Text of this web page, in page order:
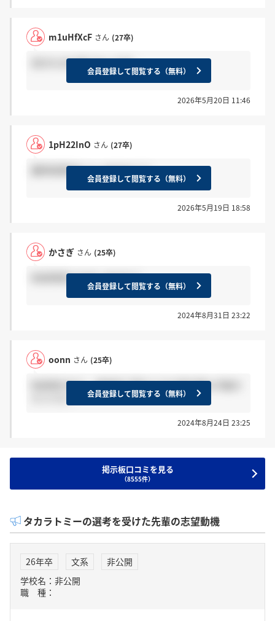
m1uHfXcF さん (27卒)
自分もまだ来てないです…
会員登録して閲覧する（無料）
2026年5月20日 11:46
1pH22InO さん (27卒)
最終結果来た人いますか？？
会員登録して閲覧する（無料）
2026年5月19日 18:58
かさぎ さん (25卒)
秋採用受ける方いますか？
会員登録して閲覧する（無料）
2024年8月31日 23:22
oonn さん (25卒)
秋採用があり、春選考で落ちた方の再応募も可能だ
会員登録して閲覧する（無料）
2024年8月24日 23:25
掲示板口コミを見る
（8555件）
タカラトミーの選考を受けた先輩の志望動機
26年卒 文系
非公開
学校名：非公開
職 種：